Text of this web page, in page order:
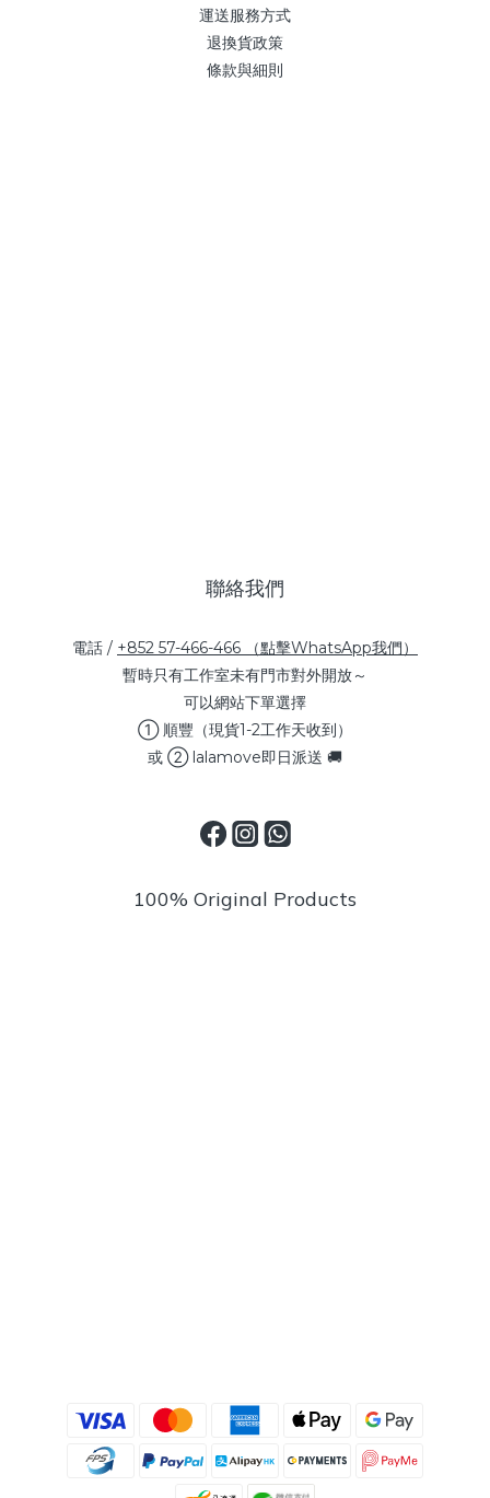
運送服務方式
退換貨政策
條款與細則
聯絡我們
電話 / +852 57-466-466 （點擊WhatsApp我們）
暫時只有工作室未有門市對外開放～
可以網站下單選擇
① 順豐（現貨1-2工作天收到）
或 ② lalamove即日派送 🚚
100% Original Products